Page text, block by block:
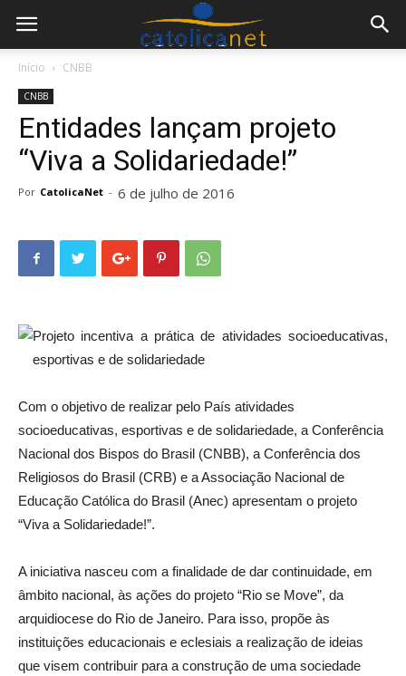
Início CNBB
CNBB
Entidades lançam projeto
“Viva a Solidariedade!”
Por CatolicaNet - 6 de julho de 2016
Projeto incentiva a prática de atividades socioeducativas,
esportivas e de solidariedade
Com o objetivo de realizar pelo País atividades
socioeducativas, esportivas e de solidariedade, a Conferência
Nacional dos Bispos do Brasil (CNBB), a Conferência dos
Religiosos do Brasil (CRB) e a Associação Nacional de
Educação Católica do Brasil (Anec) apresentam o projeto
“Viva a Solidariedade!”.
A iniciativa nasceu com a finalidade de dar continuidade, em
âmbito nacional, às ações do projeto “Rio se Move”, da
arquidiocese do Rio de Janeiro. Para isso, propõe às
instituições educacionais e eclesiais a realização de ideias
que visem contribuir para a construção de uma sociedade